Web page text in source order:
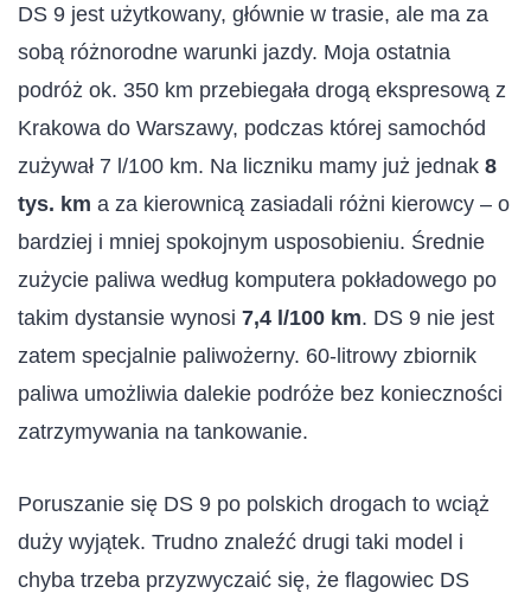
DS 9 jest użytkowany, głównie w trasie, ale ma za
sobą różnorodne warunki jazdy. Moja ostatnia
podróż ok. 350 km przebiegała drogą ekspresową z
Krakowa do Warszawy, podczas której samochód
zużywał 7 l/100 km. Na liczniku mamy już jednak 8
tys. km a za kierownicą zasiadali różni kierowcy – o
bardziej i mniej spokojnym usposobieniu. Średnie
zużycie paliwa według komputera pokładowego po
takim dystansie wynosi 7,4 l/100 km. DS 9 nie jest
zatem specjalnie paliwożerny. 60-litrowy zbiornik
paliwa umożliwia dalekie podróże bez konieczności
zatrzymywania na tankowanie.
Poruszanie się DS 9 po polskich drogach to wciąż
duży wyjątek. Trudno znaleźć drugi taki model i
chyba trzeba przyzwyczaić się, że flagowiec DS